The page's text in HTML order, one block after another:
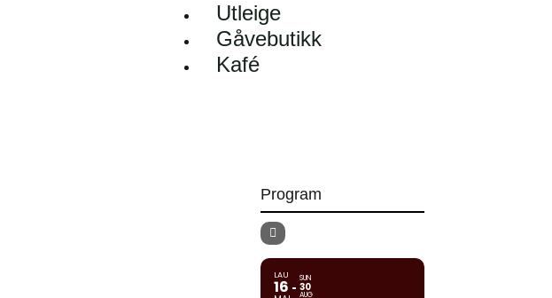
Utleige
Gåvebutikk
Kafé
Program
LAU
16 SUN
30
AUG